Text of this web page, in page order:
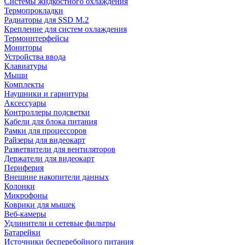
Термопрокладки
Радиаторы для SSD M.2
Крепление для систем охлаждения
Термоинтерфейсы
Мониторы
Устройства ввода
Клавиатуры
Мыши
Комплекты
Наушники и гарнитуры
Аксессуары
Контроллеры подсветки
Кабели для блока питания
Рамки для процессоров
Райзеры для видеокарт
Разветвители для вентиляторов
Держатели для видеокарт
Периферия
Внешние накопители данных
Колонки
Микрофоны
Коврики для мышек
Веб-камеры
Удлинители и сетевые фильтры
Батарейки
Источники бесперебойного питания